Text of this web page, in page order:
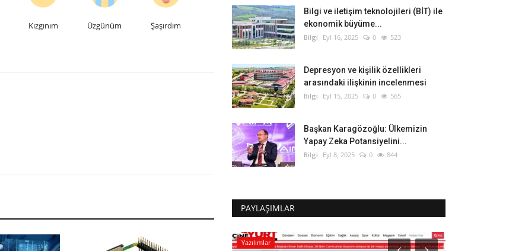
Kızgınım Üzgünüm Şaşırdım
Bilgi ve iletişim teknolojileri (BİT) ile
ekonomik büyüme...
Bilgi Eyl 16, 2025 0 523
Depresyon ve kişilik özellikleri
arasındaki ilişkinin incelenmesi
Bilgi Eyl 15, 2025 0 565
Başkan Karagözoğlu: Ülkemizin
Yapay Zeka Potansiyelini...
Bilgi Eyl 8, 2025 0 844
PAYLAŞIMLAR
Akdeniz Üniversitesi Yazılımlar